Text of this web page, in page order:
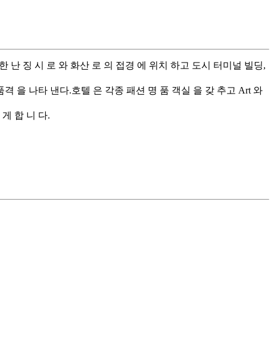
난 징 시 로 와 화산 로 의 접경 에 위치 하고 도시 터미널 빌딩,
을 나타 낸다.호텔 은 각종 패션 명 품 객실 을 갖 추고 Art 와
합 니 다.